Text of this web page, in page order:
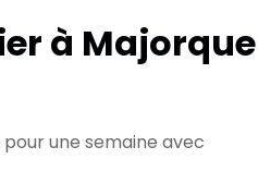
à Majorque
une semaine avec